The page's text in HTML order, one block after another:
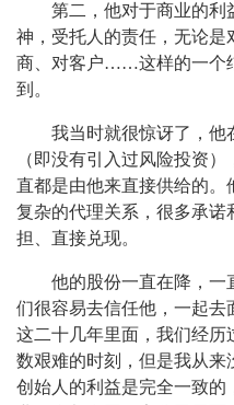
第二，他对于商业的利
神，受托人的责任，无论是
商、对客户……这样的一个
到。
我当时就很惊讶了，他
（即没有引入过风险投资
直都是由他来直接供给的
复杂的代理关系，很多承诺
担、直接兑现。
他的股份一直在降，一
们很容易去信任他，一起去
这二十几年里面，我们经
数艰难的时刻，但是我从来
创始人的利益是完全一致